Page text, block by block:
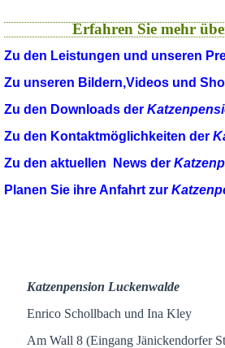
Erfahren Sie mehr
Zu den Leistungen und unseren
Zu unseren Bildern,Videos und
Zu den Downloads der
Zu den Kontaktmöglichkeiten der
Zu den aktuellen News der
Planen Sie ihre Anfahrt zur
Katzenpension Luckenwalde
Enrico Schollbach und Ina Kley
Am Wall 8 (Eingang Jänickendorfer